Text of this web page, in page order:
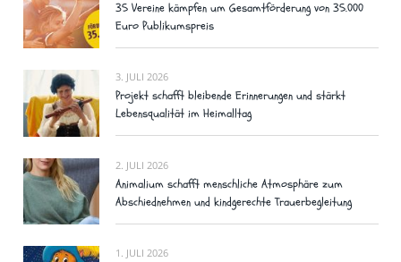
35 Vereine kämpfen um Gesamtförderung von 35.000
Euro Publikumspreis
3. JULI 2026
Projekt schafft bleibende Erinnerungen und stärkt
Lebensqualität im Heimalltag
2. JULI 2026
Animalium schafft menschliche Atmosphäre zum
Abschiednehmen und kindgerechte Trauerbegleitung
1. JULI 2026